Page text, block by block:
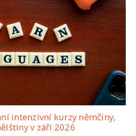
intenzivní kurzy němčiny,
v září 2026